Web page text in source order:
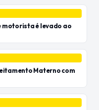
motorista é levado ao
Materno com